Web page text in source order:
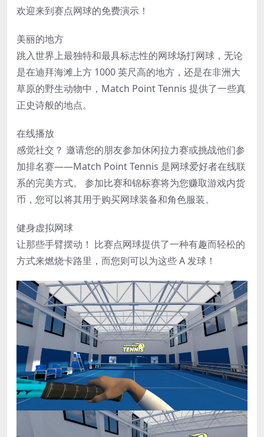
欢迎来到赛点网球的免费演示！
美丽的地方
跳入世界上最独特和最具标志性的网球场打网球，无论
是在迪拜海滩上方 1000 英尺高的地方，还是在非洲大
草原的野生动物中，Match Point Tennis 提供了一些真
正史诗般的地点。
在线播放
感觉社交？ 邀请您的朋友参加休闲拉力赛或挑战他们参
加排名赛——Match Point Tennis 是网球爱好者在线联
系的完美方式。 参加比赛和锦标赛将为您赚取游戏内货
币，您可以将其用于购买网球装备和角色服装。
健身虚拟网球
让那些手臂摆动！ 比赛点网球提供了一种有趣而轻松的
方式来燃烧卡路里，而您则可以为这些 A 发球！